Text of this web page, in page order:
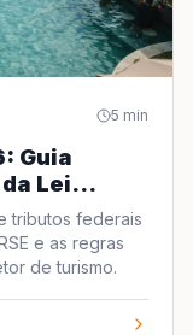
5 min
Guia
Lei
tributos federais
e as regras
de turismo.